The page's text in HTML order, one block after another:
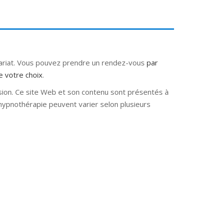
Vous pouvez prendre un rendez-vous par
votre choix.
Ce site Web et son contenu sont présentés à
peuvent varier selon plusieurs